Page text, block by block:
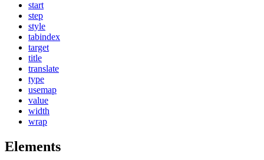
start
step
style
tabindex
target
title
translate
type
usemap
value
width
wrap
Elements